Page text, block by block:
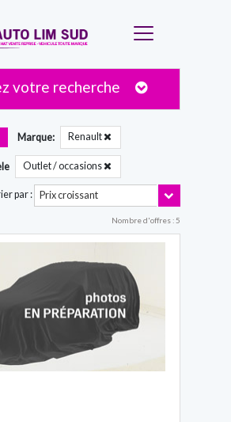
votre recherche
Marque: Renault
Outlet / occasions
par : Prix croissant
Nombre d'offres : 5